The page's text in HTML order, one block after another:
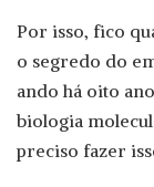
Por isso, fico
o segredo do
ando há oito
biologia
preciso fazer